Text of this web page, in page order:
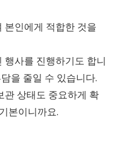
인에게 적합한 것을
사를 진행하기도 합니
을 줄일 수 있습니다.
상태도 중요하게 확
본이니까요.